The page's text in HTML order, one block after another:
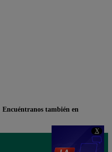
X
Encuéntranos también en